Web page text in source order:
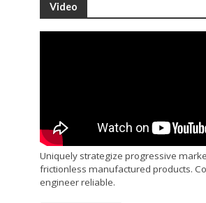
Video
Uniquely strategize progressive
frictionless manufactured products.
engineer reliable.